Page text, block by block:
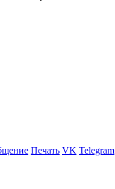
Печать VK Telegram